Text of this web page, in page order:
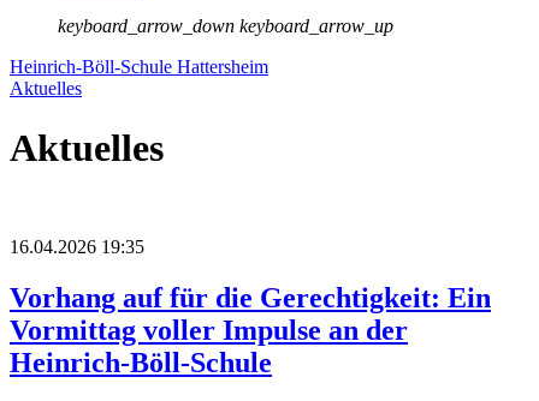
keyboard_arrow_down keyboard_arrow_up
Heinrich-Böll-Schule Hattersheim
Aktuelles
Aktuelles
16.04.2026 19:35
Vorhang auf für die Gerechtigkeit: Ein
Vormittag voller Impulse an der
Heinrich-Böll-Schule